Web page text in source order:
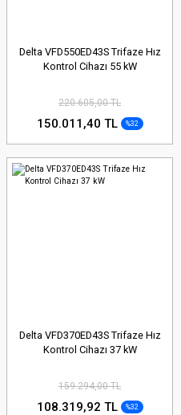
Delta VFD550ED43S Trifaze Hız
Kontrol Cihazı 55 kW
220.605,00 TL
150.011,40 TL %32
Delta VFD370ED43S Trifaze Hız
Kontrol Cihazı 37 kW
159.294,00 TL
108.319,92 TL %32